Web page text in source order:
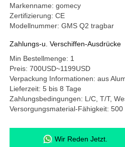
Markenname: gomecy
Zertifizierung: CE
Modellnummer: GMS Q2 tragbar
Zahlungs-u. Verschiffen-Ausdrücke
Min Bestellmenge: 1
Preis: 700USD~1199USD
Verpackung Informationen: aus
Lieferzeit: 5 bis 8 Tage
Zahlungsbedingungen: L/C, T/T,
Versorgungsmaterial-Fähigkeit:
Wir Reden Jetzt.